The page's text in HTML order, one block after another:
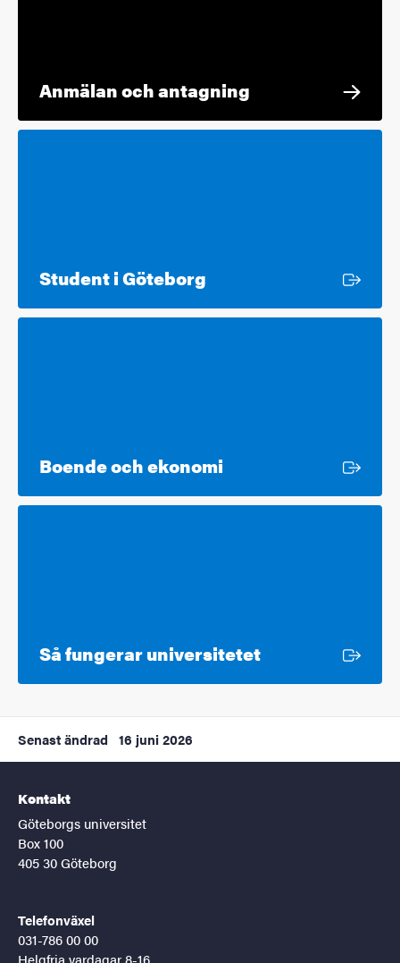
Anmälan och antagning
Student i Göteborg
Boende och ekonomi
Så fungerar universitetetExtern länk
Senast ändrad 16 juni 2026
Kontakt
Göteborgs universitet
Box 100
405 30 Göteborg
Telefonväxel
031-786 00 00